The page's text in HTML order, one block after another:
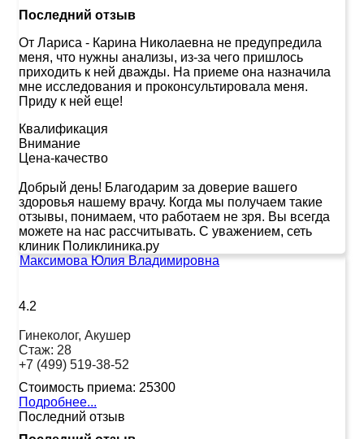
Последний отзыв
От Лариса - Карина Николаевна не предупредила
меня, что нужны анализы, из-за чего пришлось
приходить к ней дважды. На приеме она назначила
мне исследования и проконсультировала меня.
Приду к ней еще!
Квалификация
Внимание
Цена-качество
Добрый день! Благодарим за доверие вашего
здоровья нашему врачу. Когда мы получаем такие
отзывы, понимаем, что работаем не зря. Вы всегда
можете на нас рассчитывать. С уважением, сеть
клиник Поликлиника.ру
Максимова Юлия Владимировна
4.2
Гинеколог, Акушер
Стаж: 28
+7 (499) 519-38-52
Стоимость приема: 25300
Подробнее...
Последний отзыв